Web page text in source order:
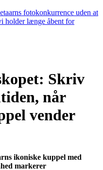
fotokonkurrence uden at
holder længe åbent for
Skriv
når
vender
ikoniske kuppel med
markerer